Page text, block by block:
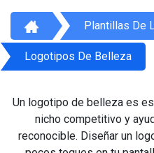
Plantillas De
Logotipos De Belleza
Un logotipo de belleza es
nicho competitivo y
reconocible. Diseñar un